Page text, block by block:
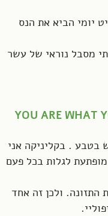
יומי הביא את הנס
מסבל נוראי של עשר
בטבע . בקליניקה אני
לגלות בכל פעם
התזונה. ולכן זה אחד